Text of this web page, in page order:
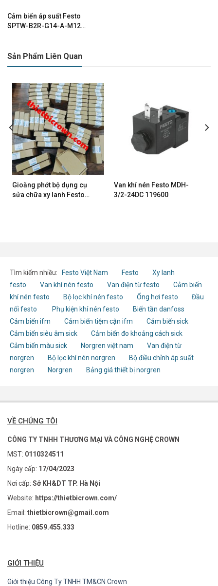
Cảm biến áp suất Festo
SPTW-B2R-G14-A-M12
Sản Phẩm Liên Quan
Gioăng phớt bộ dụng cụ
sửa chữa xy lanh Festo
Van khí nén Festo MDH-
3/2-24DC 119600
Tìm kiếm nhiều: Festo Việt Nam Festo
Xy lanh
festo
Van khí nén festo Van điện từ festo
Cảm biến
khí nén festo
Bộ lọc khí nén festo Ống hơi festo
Đầu
nối festo
Phụ kiện khí nén festo
Biến tần danfoss
Cảm biến ifm
Cảm biến tiệm cận ifm
Cảm biến sick
Cảm biến siêu âm sick
Cảm biến đo khoảng cách sick
Cảm biến màu sick
Norgren việt nam
Van điện từ
norgren
Bộ lọc khí nén norgren
Bộ điều chỉnh áp suất
norgren
Norgren Bảng giá thiết bị norgren
VỀ CHÚNG TÔI
CÔNG TY TNHH THƯƠNG MẠI VÀ CÔNG NGHỆ CROWN
MST: 0110324511
Ngày cấp: 17/04/2023
Nơi cấp: Sở KH&DT TP. Hà Nội
Website: https://thietbicrown.com/
Email: thietbicrown@gmail.com
Hotline: 0859.455.333
GIỚI THIỆU
Giới thiệu Công Ty TNHH TM&CN Crown